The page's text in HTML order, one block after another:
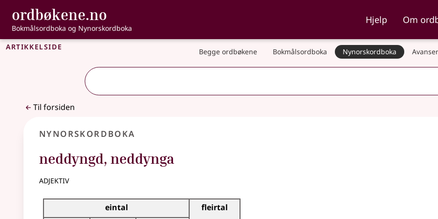
Gå til hovedinnhold
Tilgjengelighet
ordbøkene.no , Bokmålsordboka og Nynorskordboka
Bokmålsordboka og Nynorskordboka
Hjelp Om
Artikkelside Begge ordbøkene Bokmålsordboka Nynorskordboka
Til forsiden
Nynorskordboka
neddyngd, neddynga
adjektiv
Bøyningstabell for dette adjektivet
eintal
fleirtal